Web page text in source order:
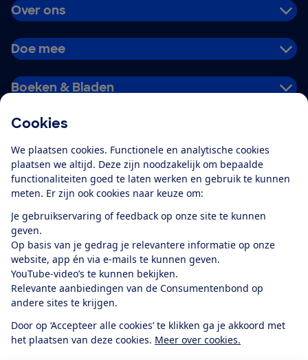
Cookies
We plaatsen cookies. Functionele en analytische cookies
plaatsen we altijd. Deze zijn noodzakelijk om bepaalde
functionaliteiten goed te laten werken en gebruik te kunnen
meten. Er zijn ook cookies naar keuze om:
Je gebruikservaring of feedback op onze site te kunnen
geven.
Op basis van je gedrag je relevantere informatie op onze
website, app én via e-mails te kunnen geven.
YouTube-video’s te kunnen bekijken.
Relevante aanbiedingen van de Consumentenbond op
andere sites te krijgen.
Door op ‘Accepteer alle cookies’ te klikken ga je akkoord met
het plaatsen van deze cookies. Meer over cookies.
Over ons
Doe mee
Boeken & Bladen
Alles over de
app
Algemene Voorwaarden
Privacyverklaring
Cookiebeleid
Privacyvoorkeuren
Toegankelijkheid
RSS-feed nieuws
Facebook
TwitterInstagram
YoutubeLinkedIn
12.901consumentenbeoordelen de Consumentenbondmet gemiddeld